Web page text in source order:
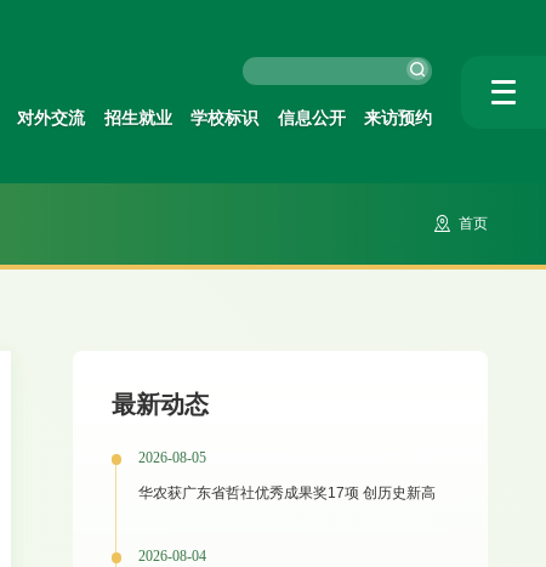
对外交流 招生就业 学校标识 信息公开 来访预约
首页
最新动态
2026-08-05
华农获广东省哲社优秀成果奖17项 创历史新高
2026-08-04